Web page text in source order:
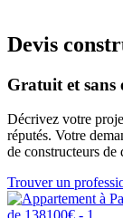
Devis
Gratuit et sans
Décrivez votre
réputés. Votre
de constructeurs de
Trouver un